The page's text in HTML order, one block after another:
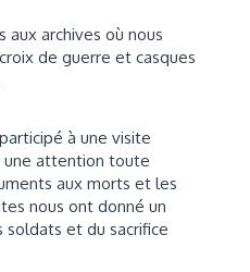
aux archives où nous
de guerre et casques
à une visite
une attention toute
aux morts et les
nous ont donné un
soldats et du sacrifice